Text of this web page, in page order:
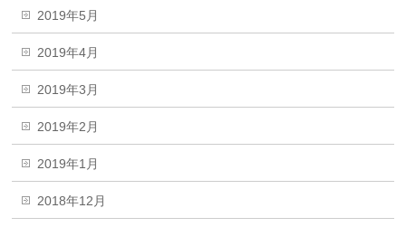
2019年5月
2019年4月
2019年3月
2019年2月
2019年1月
2018年12月